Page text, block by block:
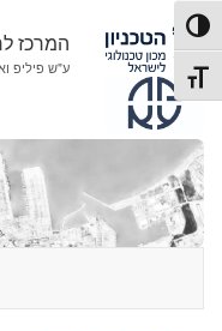
דלג
לתוכן
דלג
לניווט
הפעל/כבה ניגודיות גבוהה
מתג גודל גופן
המרכז
ע"ש פיליפ